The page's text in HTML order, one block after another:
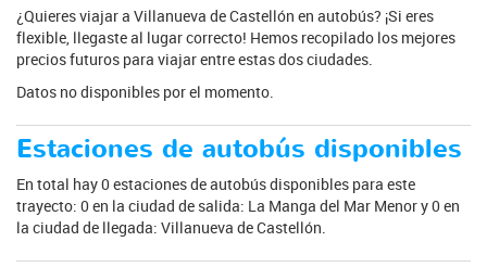
¿Quieres viajar a Villanueva de Castellón en autobús? ¡Si eres
flexible, llegaste al lugar correcto! Hemos recopilado los mejores
precios futuros para viajar entre estas dos ciudades.
Datos no disponibles por el momento.
Estaciones de autobús disponibles
En total hay 0 estaciones de autobús disponibles para este
trayecto: 0 en la ciudad de salida: La Manga del Mar Menor y 0 en
la ciudad de llegada: Villanueva de Castellón.